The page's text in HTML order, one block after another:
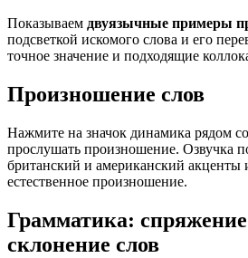
Показываем двуязычные примеры
подсветкой искомого слова и его
точное значение и подходящие
Произношение слов
Нажмите на значок динамика рядом
прослушать произношение. Озвучка
британский и американский акценты
естественное произношение.
Грамматика: спряжение
склонение слов